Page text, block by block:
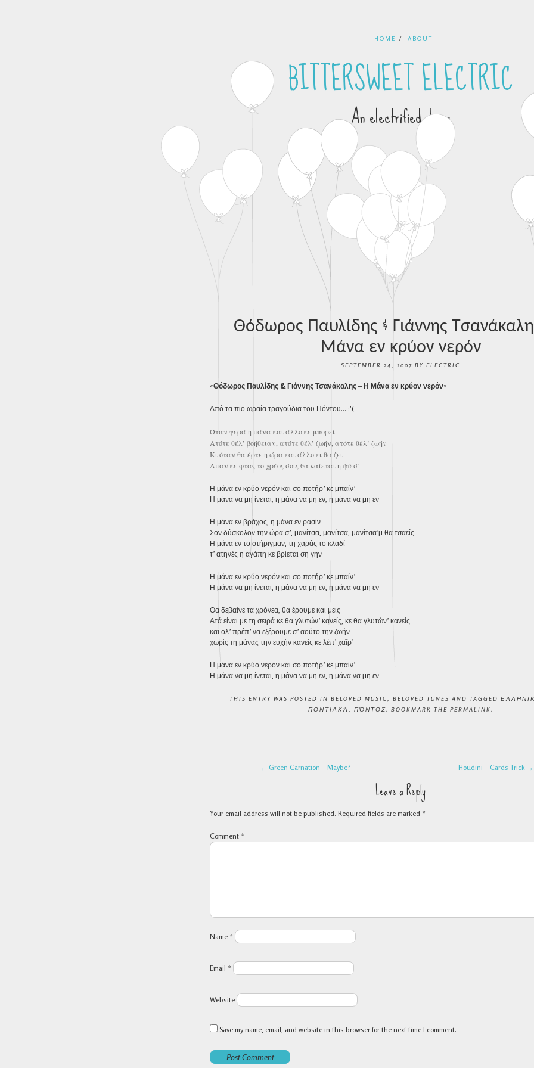
MENU HOME ABOUT
BITTERSWEET ELECTRIC
An electrified diary
Θόδωρος Παυλίδης & Γιάννης
Μάνα εν κρύον νερόν
SEPTEMBER 24, 2007 BY ELECTRIC
«Θόδωρος Παυλίδης & Γιάννης Τσανάκαλης – Η Μάνα εν κρύον νερόν»
Από τα πιο ωραία τραγούδια του Πόντου… :'(
Όταν γερά η μάνα και άλλο κε μπορεί
Ατότε θέλ’ βοήθειαν, ατότε θέλ’ ζωήν, ατότε θέλ’ ζωήν
Κι όταν θα έρτε η ώρα και άλλο κι θα ζει
Αμαν κε φτας το χρέος σοις θα καίεται η ψύ σ’
Η μάνα εν κρύο νερόν και σο ποτήρ’ κε μπαίν’
Η μάνα να μη ίνεται, η μάνα να μη εν, η μάνα να μη εν
Η μάνα εν βράχος, η μάνα εν ρασίν
Σον δύσκολον την ώρα σ’, μανίτσα, μανίτσα, μανίτσα’μ θα τσαείς
Η μάνα εν το στήριγμαν, τη χαράς το κλαδί
τ’ ατηνές η αγάπη κε βρίεται ση γην
Η μάνα εν κρύο νερόν και σο ποτήρ’ κε μπαίν’
Η μάνα να μη ίνεται, η μάνα να μη εν, η μάνα να μη εν
Θα δεβαίνε τα χρόνεα, θα έρουμε και μεις
Ατά είναι με τη σειρά κε θα γλυτών’ κανείς, κε θα γλυτών’ κανείς
και ολ’ πρέπ’ να εξέρουμε σ’ αούτο την ζωήν
χωρίς τη μάνας την ευχήν κανείς κε λέπ’ χαΐρ’
Η μάνα εν κρύο νερόν και σο ποτήρ’ κε μπαίν’
Η μάνα να μη ίνεται, η μάνα να μη εν, η μάνα να μη εν
THIS ENTRY WAS POSTED IN BELOVED MUSIC BELOVED TUNES AND TAGGED
ΠΟΝΤΙΑΚΆ
ΠΌΝΤΟΣ. BOOKMARK THE PERMALINK .
POST NAVIGATION
← Green Carnation – Maybe? Houdini – Cards Trick →
Leave a Reply
Your email address will not be published. Required fields are marked *
Comment *
Name *
Email *
Website
Save my name, email, and website in this browser for the next time I comment.